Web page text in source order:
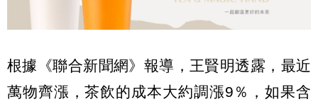
根據《聯合新聞網》報導，王賢明透露，最近
萬物齊漲，茶飲的成本大約調漲9％，如果含